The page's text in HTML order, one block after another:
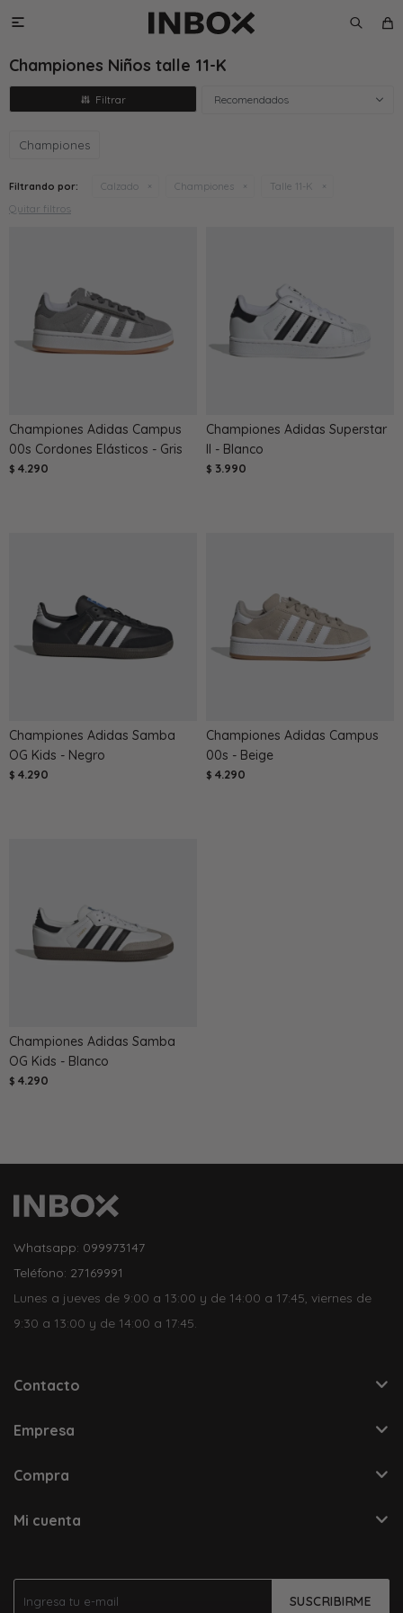

Championes Niños talle 11-K
Recomendados
Championes
Filtrando por: Calzado Championes Talle 11-K
Quitar filtros
Championes Adidas Campus
00s Cordones Elásticos - Gris
$ 4.290
Championes Adidas Superstar
II - Blanco
$ 3.990
Championes Adidas Samba
OG Kids - Negro
$ 4.290
Championes Adidas Campus
00s - Beige
$ 4.290
Championes Adidas Samba
OG Kids - Blanco
$ 4.290
SUSCRIBIRME
Whatsapp: 099973147
Teléfono: 27169991
Lunes a jueves de 9:00 a 13:00 y de 14:00 a 17:45, viernes de
9:30 a 13:00 y de 14:00 a 17:45.
Contacto
Empresa
Compra
Mi cuenta